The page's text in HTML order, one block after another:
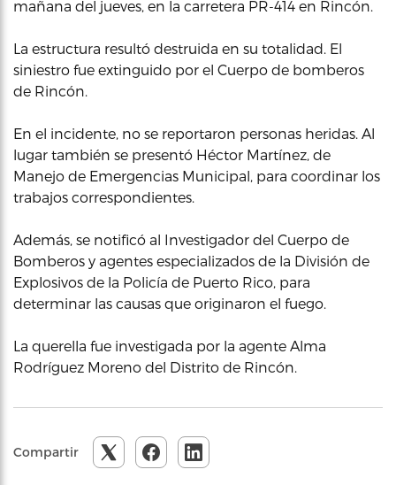
mañana del jueves, en la carretera PR-414 en Rincón.
La estructura resultó destruida en su totalidad. El
siniestro fue extinguido por el Cuerpo de bomberos
de Rincón.
En el incidente, no se reportaron personas heridas. Al
lugar también se presentó Héctor Martínez, de
Manejo de Emergencias Municipal, para coordinar los
trabajos correspondientes.
Además, se notificó al Investigador del Cuerpo de
Bomberos y agentes especializados de la División de
Explosivos de la Policía de Puerto Rico, para
determinar las causas que originaron el fuego.
La querella fue investigada por la agente Alma
Rodríguez Moreno del Distrito de Rincón.
Compartir